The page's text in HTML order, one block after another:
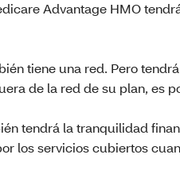
Advantage HMO
tiene una red. Pero
de la red de su plan, es
tendrá la tranquilidad
los servicios cubiertos